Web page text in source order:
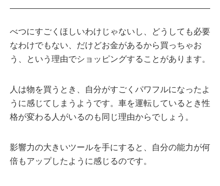
べつにすごくほしいわけじゃないし、どうしても必要
なわけでもない、だけどお金があるから買っちゃお
う、という理由でショッピングすることがあります。
人は物を買うとき、自分がすごくパワフルになったよ
うに感じてしまうようです。車を運転しているとき性
格が変わる人がいるのも同じ理由からでしょう。
影響力の大きいツールを手にすると、自分の能力が何
倍もアップしたように感じるのです。